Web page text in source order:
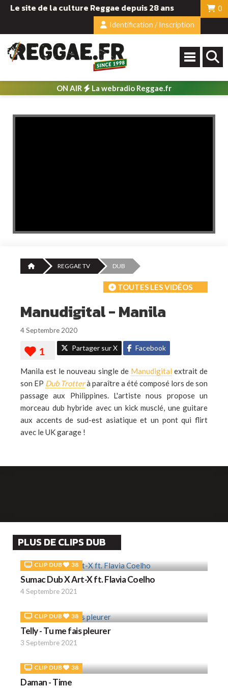
Le site de la culture Reggae depuis 28 ans
0
Identification / Inscription
ON AIR La webradio Reggae.fr
REGGAE TV DUB
TOUTES LES VIDÉOS
Manudigital - Manila
4 Septembre 2020
Partager sur X Facebook
Manila est le nouveau single de Manudigital extrait de
son EP Dub Trotterà paraître a été composé lors de son
passage aux Philippines. L'artiste nous propose un
morceau dub hybride avec un kick musclé, une guitare
aux accents de sud-est asiatique et un pont qui flirt
avec le UK garage !
PLUS DE CLIPS DUB
CLIP DUB 38
Sumac Dub X Art-X ft. Flavia Coelho
4 Septembre 2021
CLIP DUB 38
Telly - Tu me fais pleurer
3 Septembre 2021
CLIP DUB 38
Daman - Time